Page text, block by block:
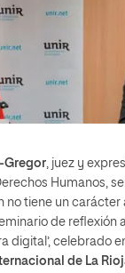
Gregor , juez y
Humanos,
no tiene un carácter
de reflexión
digital’, celebrado
de La